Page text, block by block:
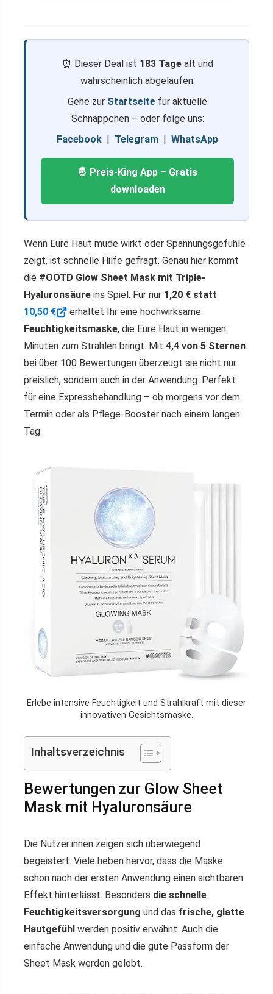
⏰ Dieser Deal ist 183 Tagealt und
wahrscheinlich abgelaufen.
Gehe zur Startseite für aktuelle
Schnäppchen – oder folge uns:
Facebook | Telegram | WhatsApp
🤴 Preis-King App – Gratis
downloaden
Wenn Eure Haut müde wirkt oder Spannungsgefühle
zeigt, ist schnelle Hilfe gefragt. Genau hier kommt
die #OOTD Glow Sheet Mask mit Triple-
Hyaluronsäure ins Spiel. Für nur 1,20 € statt
10,50 €
erhaltet Ihr eine hochwirksame
Feuchtigkeitsmaske, die Eure Haut in wenigen
Minuten zum Strahlen bringt. Mit 4,4 von 5 Sternen
bei über 100 Bewertungen überzeugt sie nicht nur
preislich, sondern auch in der Anwendung. Perfekt
für eine Expressbehandlung – ob morgens vor dem
Termin oder als Pflege-Booster nach einem langen
Tag.
Erlebe intensive Feuchtigkeit und Strahlkraft mit dieser
innovativen Gesichtsmaske.
Inhaltsverzeichnis
Bewertungen zur Glow Sheet
Mask mit Hyaluronsäure
Die Nutzer:innen zeigen sich überwiegend
begeistert. Viele heben hervor, dass die Maske
schon nach der ersten Anwendung einen sichtbaren
Effekt hinterlässt. Besonders die schnelle
Feuchtigkeitsversorgung und das frische, glatte
Hautgefühl werden positiv erwähnt. Auch die
einfache Anwendung und die gute Passform der
Sheet Mask werden gelobt.